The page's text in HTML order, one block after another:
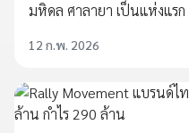
มหิดล ศาลายา เป็นแห่งแรก
12 ก.พ. 2026